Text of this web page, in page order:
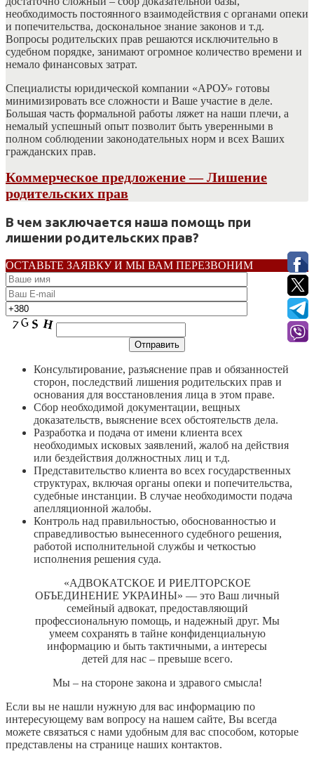
необходимость постоянного взаимодействия с органами опеки
и попечительства, доскональное знание законов и т.д.
Вопросы родительских прав решаются исключительно в
судебном порядке, занимают огромное количество времени и
немало финансовых затрат.
Специалисты юридической компании «АРОУ» готовы
минимизировать все сложности и Ваше участие в деле.
Большая часть формальной работы ляжет на наши плечи, а
немалый успешный опыт позволит быть уверенными в
полном соблюдении законодательных норм и всех Ваших
гражданских прав.
Коммерческое предложение — Лишение
родительских прав
В чем заключается наша помощь при
лишении родительских прав?
ОСТАВЬТЕ ЗАЯВКУ И МЫ ВАМ ПЕРЕЗВОНИМ
Консультирование, разъяснение прав и обязанностей
сторон, последствий лишения родительских прав и
основания для восстановления лица в этом праве.
Сбор необходимой документации, вещных
доказательств, выяснение всех обстоятельств дела.
Разработка и подача от имени клиента всех
необходимых исковых заявлений, жалоб на действия
или бездействия должностных лиц и т.д.
Представительство клиента во всех государственных
структурах, включая органы опеки и попечительства,
судебные инстанции. В случае необходимости подача
апелляционной жалобы.
Контроль над правильностью, обоснованностью и
справедливостью вынесенного судебного решения,
работой исполнительной службы и четкостью
исполнения решения суда.
«АДВОКАТСКОЕ И РИЕЛТОРСКОЕ
ОБЪЕДИНЕНИЕ УКРАИНЫ» — это Ваш личный
семейный адвокат, предоставляющий
профессиональную помощь, и надежный друг. Мы
умеем сохранять в тайне конфиденциальную
информацию и быть тактичными, а интересы
детей для нас – превыше всего.
Мы – на стороне закона и здравого смысла!
Если вы не нашли нужную для вас информацию по
интересующему вам вопросу на нашем сайте, Вы всегда
можете связаться с нами удобным для вас способом, которые
представлены на странице наших контактов.